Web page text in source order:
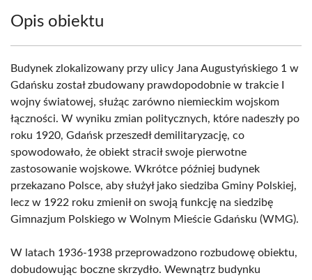
Opis obiektu
Budynek zlokalizowany przy ulicy Jana Augustyńskiego 1 w
Gdańsku został zbudowany prawdopodobnie w trakcie I
wojny światowej, służąc zarówno niemieckim wojskom
łączności. W wyniku zmian politycznych, które nadeszły po
roku 1920, Gdańsk przeszedł demilitaryzację, co
spowodowało, że obiekt stracił swoje pierwotne
zastosowanie wojskowe. Wkrótce później budynek
przekazano Polsce, aby służył jako siedziba Gminy Polskiej,
lecz w 1922 roku zmienił on swoją funkcję na siedzibę
Gimnazjum Polskiego w Wolnym Mieście Gdańsku (WMG).
W latach 1936-1938 przeprowadzono rozbudowę obiektu,
dobudowując boczne skrzydło. Wewnątrz budynku